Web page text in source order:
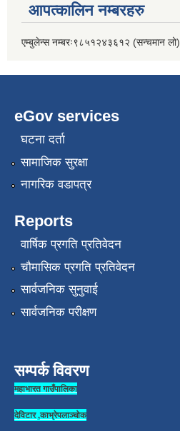
आपत्कालिन नम्बरहरु
एम्बुलेन्स नम्बरः९८५१२४३६१२ (सन्चमान लो)
eGov services
घटना दर्ता
सामाजिक सुरक्षा
नागरिक वडापत्र
Reports
वार्षिक प्रगति प्रतिवेदन
चौमासिक प्रगति प्रतिवेदन
सार्वजनिक सुनुवाई
सार्वजनिक परीक्षण
सम्पर्क विवरण
महाभारत गाउँपालिका
देविटार ,काभ्रेपलाञ्चोक